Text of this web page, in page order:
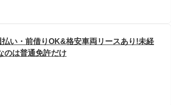
い・前借りOK&格安車両リースあり!未経
のは普通免許だけ